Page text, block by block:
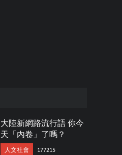
大陸新網路流行語 你今
天「內卷」了嗎？
人文社會 177215